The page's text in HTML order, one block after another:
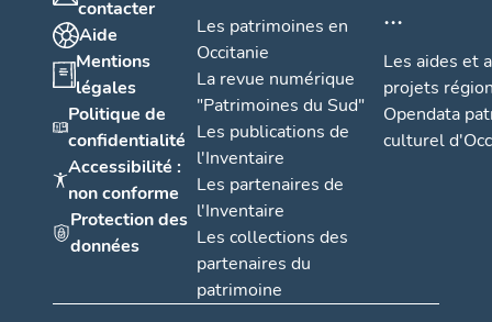
contacter
Aide
Mentions
légales
Politique de
confidentialité
Accessibilité :
non conforme
Protection des
données
Les patrimoines en
Occitanie
La revue numérique
"Patrimoines du Sud"
Les publications de
l'Inventaire
Les partenaires de
l'Inventaire
Les collections des
partenaires du
patrimoine
...
Les aides et
projets
Opendata
culturel